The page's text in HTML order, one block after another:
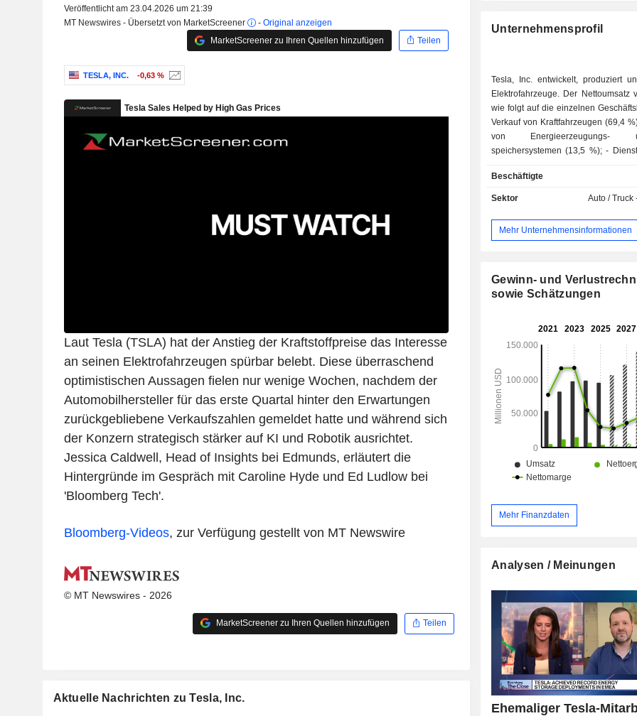
Veröffentlicht am 23.04.2026 um 21:39
MT Newswires - Übersetzt von MarketScreener
- Original anzeigen
MarketScreener zu Ihren Quellen hinzufügen
Teilen
TESLA, INC. -0,63 %
Laut Tesla (TSLA) hat der Anstieg der Kraftstoffpreise das Interesse
an seinen Elektrofahrzeugen spürbar belebt. Diese überraschend
optimistischen Aussagen fielen nur wenige Wochen, nachdem der
Automobilhersteller für das erste Quartal hinter den Erwartungen
zurückgebliebene Verkaufszahlen gemeldet hatte und während sich
der Konzern strategisch stärker auf KI und Robotik ausrichtet.
Jessica Caldwell, Head of Insights bei Edmunds, erläutert die
Hintergründe im Gespräch mit Caroline Hyde und Ed Ludlow bei
'Bloomberg Tech'.
Bloomberg-Videos, zur Verfügung gestellt von MT Newswire
© MT Newswires - 2026
MarketScreener zu Ihren Quellen hinzufügen Teilen
Aktuelle Nachrichten zu Tesla, Inc.
Unternehmensprofil
Tesla, Inc. entwickelt, produziert
Elektrofahrzeuge. Der Nettoumsatz
wie folgt auf die einzelnen
Verkauf von Kraftfahrzeugen (69,4 %); -
von
speichersystemen (13,5 %); - Dienstleistungen
Reparaturdienstleistungen.
entwickelt auch den
Elektrofahrzeuge; - Autokredite (2,1 %); -
Autoleasing (1,8 %). Ende 2025 verfügte die
Deutschland. Der Nettoumsatz verteilt sich
geografisch wie folgt: Vereinigte
Beschäftigte
Sektor Auto / Truck
Mehr Unternehmensinformationen
Gewinn- und
sowie Schätzungen
Mehr Finanzdaten
Analysen / Meinungen
Ehemaliger Tesla-